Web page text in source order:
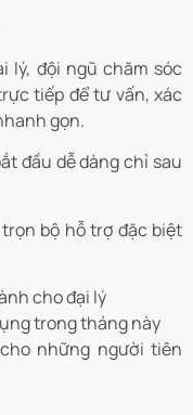
lý, đội ngũ chăm sóc
tiếp để tư vấn, xác
gọn.
đầu dễ dàng chỉ sau
bộ hỗ trợ đặc biệt
cho đại lý
trong tháng này
những người tiên